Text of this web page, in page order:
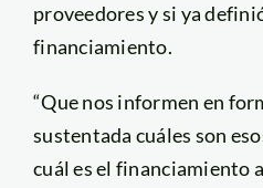
proveedores y si ya
financiamiento.
“Que nos informen en
sustentada cuáles son
cuál es el financiamiento